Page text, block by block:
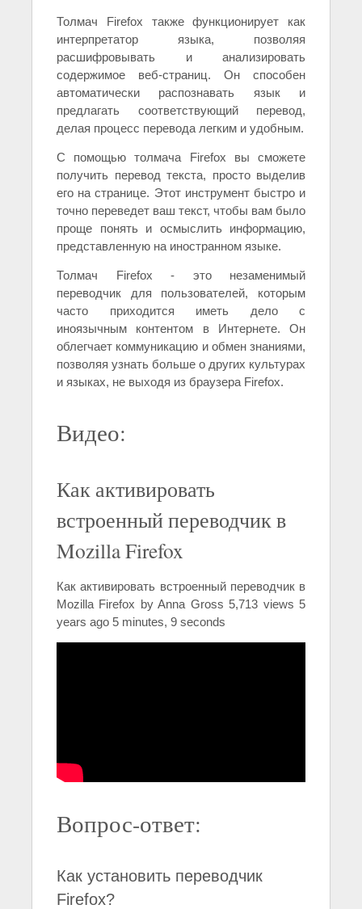
Толмач Firefox также функционирует как
интерпретатор языка, позволяя
расшифровывать и анализировать
содержимое веб-страниц. Он способен
автоматически распознавать язык и
предлагать соответствующий перевод,
делая процесс перевода легким и удобным.
С помощью толмача Firefox вы сможете
получить перевод текста, просто выделив
его на странице. Этот инструмент быстро и
точно переведет ваш текст, чтобы вам было
проще понять и осмыслить информацию,
представленную на иностранном языке.
Толмач Firefox - это незаменимый
переводчик для пользователей, которым
часто приходится иметь дело с
иноязычным контентом в Интернете. Он
облегчает коммуникацию и обмен знаниями,
позволяя узнать больше о других культурах
и языках, не выходя из браузера Firefox.
Видео:
Как активировать
встроенный переводчик в
Mozilla Firefox
Как активировать встроенный переводчик в
Mozilla Firefox by Anna Gross 5,713 views 5
years ago 5 minutes, 9 seconds
Вопрос-ответ:
Как установить переводчик
Firefox?